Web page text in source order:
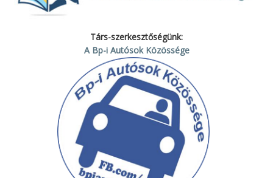
Társ-szerkesztőségünk:
A Bp-i Autósok Közössége